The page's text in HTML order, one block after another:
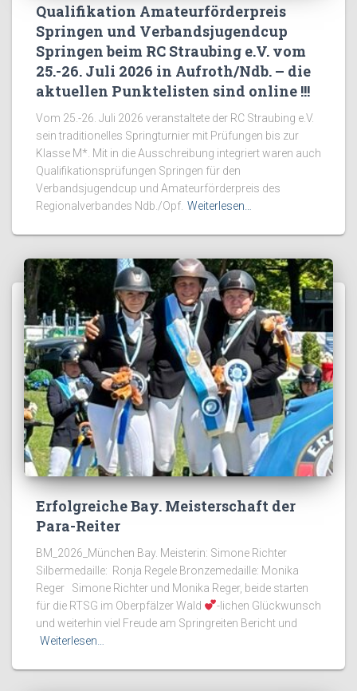
Qualifikation Amateurförderpreis
Springen und Verbandsjugendcup
Springen beim RC Straubing e.V. vom
25.-26. Juli 2026 in Aufroth/Ndb. – die
aktuellen Punktelisten sind online !!!
Vom 25.-26. Juli 2026 veranstaltete der RC Straubing e.V.
sein traditionelles Springturnier mit Prüfungen bis zur
Klasse M*. Mit in die Ausschreibung integriert waren auch
Qualifikationsprüfungen Springen für den
Verbandsjugendcup und Amateurförderpreis des
Regionalverbandes Ndb./Opf. Weiterlesen…
Erfolgreiche Bay. Meisterschaft der
Para-Reiter
BM_2026_München Bay. Meisterin: Simone Richter
Silbermedaille: Ronja Regele Bronzemedaille: Monika
Reger Simone Richter und Monika Reger, beide starten
für die RTSG im Oberpfälzer Wald
-lichen Glückwunsch
und weiterhin viel Freude am Springreiten Bericht und
Weiterlesen…